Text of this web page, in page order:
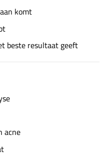
komt
beste resultaat geeft
acne